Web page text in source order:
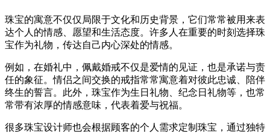
珠宝的寓意不仅仅局限于文化和历史背景，它们常常被用来表
达个人的情感、愿望和生活态度。许多人在重要的时刻选择珠
宝作为礼物，传达自己内心深处的情感。
例如，在婚礼中，佩戴婚戒不仅是爱情的见证，也是承诺与责
任的象征。情侣之间交换的戒指常常寓意着对彼此忠诚、陪伴
终生的誓言。此外，珠宝作为生日礼物、纪念日礼物等，也常
常带有浓厚的情感意味，代表着爱与祝福。
很多珠宝设计师也会根据顾客的个人需求定制珠宝，通过独特